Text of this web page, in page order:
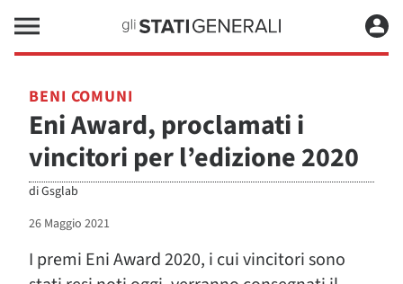
BENI COMUNI
Eni Award, proclamati i
vincitori per l’edizione 2020
diGsglab
26 Maggio 2021
I premi Eni Award 2020, i cui vincitori sono